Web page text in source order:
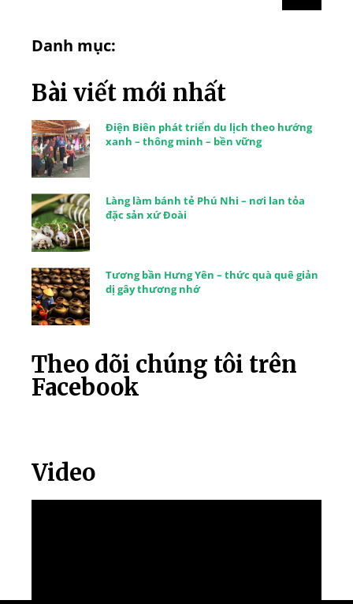
Danh mục:
Bài viết mới nhất
Điện Biên phát triển du lịch theo hướng
xanh – thông minh – bền vững
Làng làm bánh tẻ Phú Nhi – nơi lan tỏa
đặc sản xứ Đoài
Tương bần Hưng Yên – thức quà quê giản
dị gây thương nhớ
Theo dõi chúng tôi trên
Facebook
Video